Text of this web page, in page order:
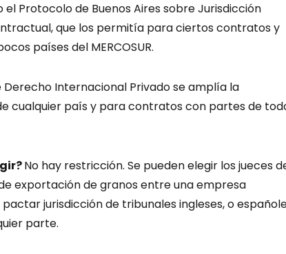
el Protocolo de Buenos Aires sobre Jurisdicción
que los permitía para ciertos contratos y
países del MERCOSUR.
Derecho Internacional Privado se amplía la
cualquier país y para contratos con partes de
No hay restricción. Se pueden elegir los jueces
exportación de granos entre una empresa
jurisdicción de tribunales ingleses, o
parte.